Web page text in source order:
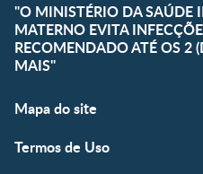
"O MINISTÉRIO DA SAÚDE
MATERNO EVITA
RECOMENDADO ATÉ OS 2
MAIS"
Mapa do site
Termos de Uso